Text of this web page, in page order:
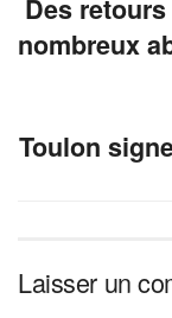
Des
nombreux
Toulon
Laisser un